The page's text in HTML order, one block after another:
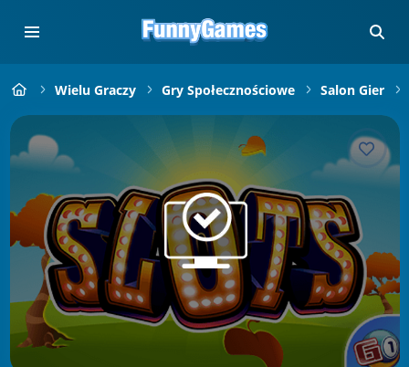
Wielu Graczy Gry Społecznościowe Salon Gier